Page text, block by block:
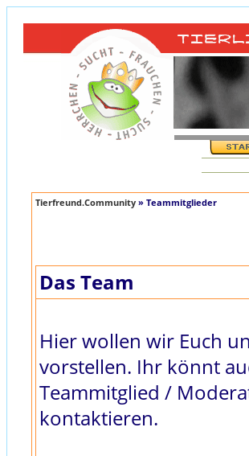
Tierfreund.Community » Teammitglieder
Das Team
Hier wollen wir Euch
vorstellen. Ihr könnt
Teammitglied /
kontaktieren.